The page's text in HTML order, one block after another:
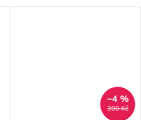
390 Kč
–4 %